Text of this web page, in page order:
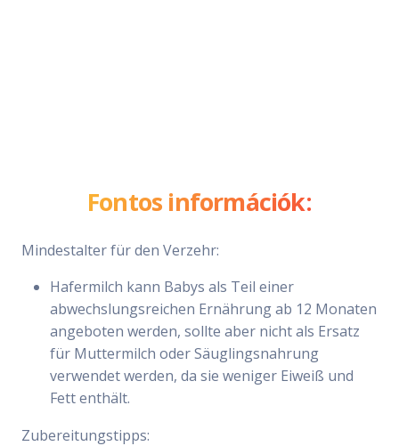
Fontos információk:
Mindestalter für den Verzehr:
Hafermilch kann Babys als Teil einer
abwechslungsreichen Ernährung ab 12 Monaten
angeboten werden, sollte aber nicht als Ersatz
für Muttermilch oder Säuglingsnahrung
verwendet werden, da sie weniger Eiweiß und
Fett enthält.
Zubereitungstipps: